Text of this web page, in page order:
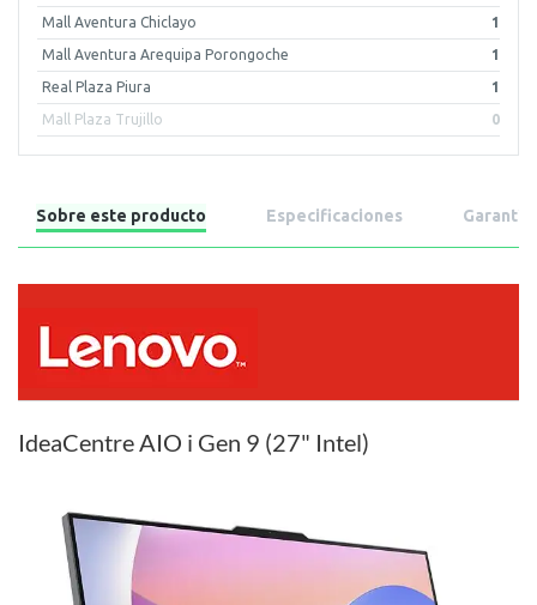
Mall Aventura Chiclayo 1
Mall Aventura Arequipa Porongoche 1
Real Plaza Piura 1
Mall Plaza Trujillo 0
Sobre este producto Especificaciones Garantía
IdeaCentre AIO i Gen 9 (27" Intel)